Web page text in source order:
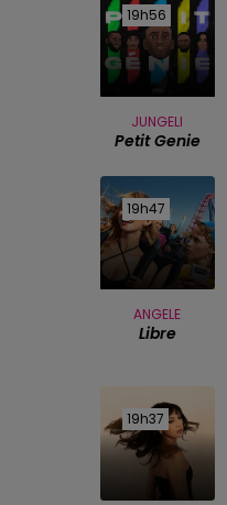
19h56
19h56
JUNGELI
Petit Genie
19h47
19h47
ANGELE
Libre
19h37
19h37